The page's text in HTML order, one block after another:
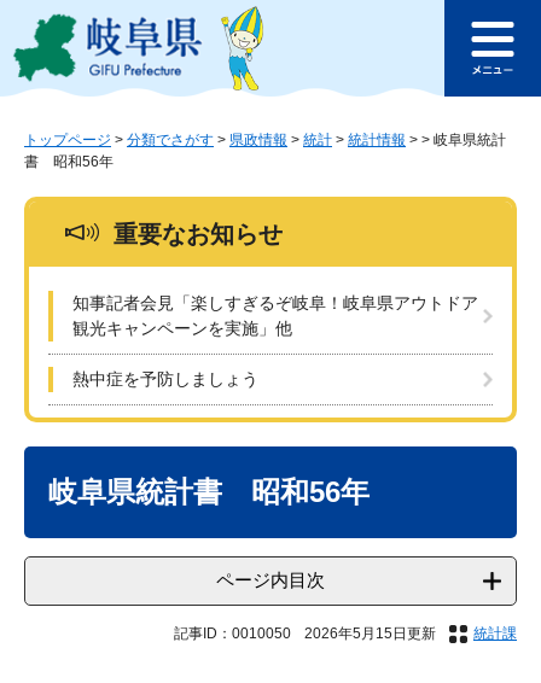
ジ
ュ
このページの本文へ
ュ
トップページ > 分類でさがす > 県政情報 > 統計 > 統計情報 > > 岐阜県統計
書 昭和56年
重要なお知らせ
知事記者会見「楽しすぎるぞ岐阜！岐阜県アウトドア
観光キャンペーンを実施」他
熱中症を予防しましょう
岐阜県統計書 昭和56年
ページ内目次
記事ID：0010050 2026年5月15日更新 統計課